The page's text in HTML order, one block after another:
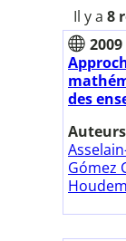
Il y a 8
2009
des
Gómez